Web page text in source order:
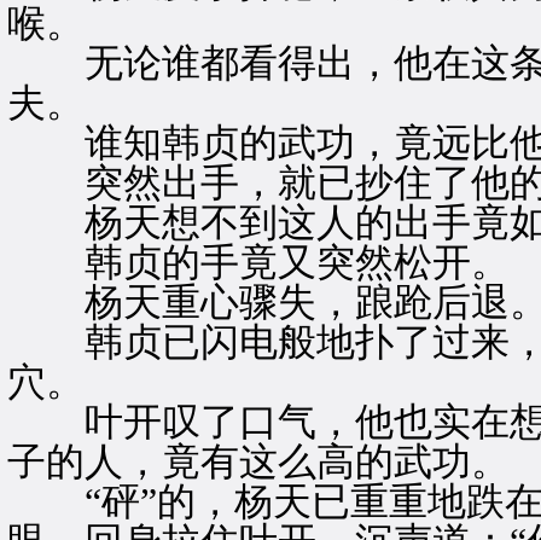
喉。
无论谁都看得出，他在这条
夫。
谁知韩贞的武功，竟远比他
突然出手，就已抄住了他
杨天想不到这人的出手竟如
韩贞的手竟又突然松开。
杨天重心骤失，踉跄后退
韩贞已闪电般地扑了过来，
穴。
叶开叹了口气，他也实在想
子的人，竟有这么高的武功。
“砰”的，杨天已重重地跌在